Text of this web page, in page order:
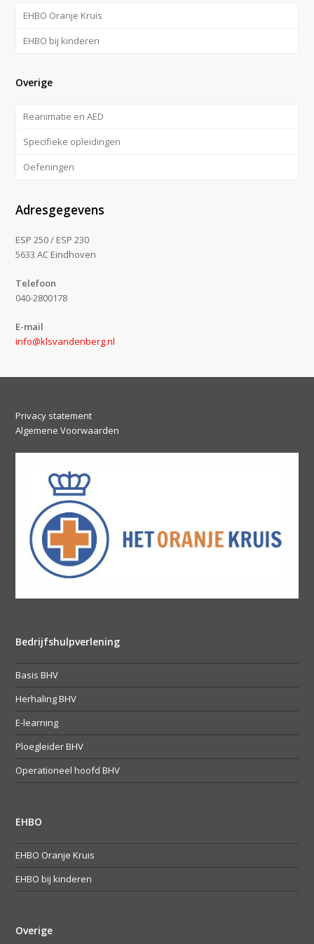
EHBO Oranje Kruis
EHBO bij kinderen
Overige
Reanimatie en AED
Specifieke opleidingen
Oefeningen
Adresgegevens
ESP 250 / ESP 230
5633 AC Eindhoven
Telefoon
040-2800178
E-mail
info@klsvandenberg.nl
Privacy statement
Algemene Voorwaarden
Bedrijfshulpverlening
Basis BHV
Herhaling BHV
E-learning
Ploegleider BHV
Operationeel hoofd BHV
EHBO
EHBO Oranje Kruis
EHBO bij kinderen
Overige